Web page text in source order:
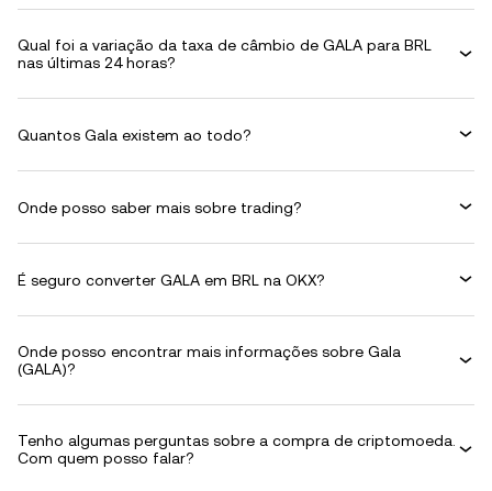
Qual foi a variação da taxa de câmbio de GALA para BRL
nas últimas 24 horas?
Quantos Gala existem ao todo?
Onde posso saber mais sobre trading?
É seguro converter GALA em BRL na OKX?
Onde posso encontrar mais informações sobre Gala
(GALA)?
Tenho algumas perguntas sobre a compra de criptomoeda.
Com quem posso falar?